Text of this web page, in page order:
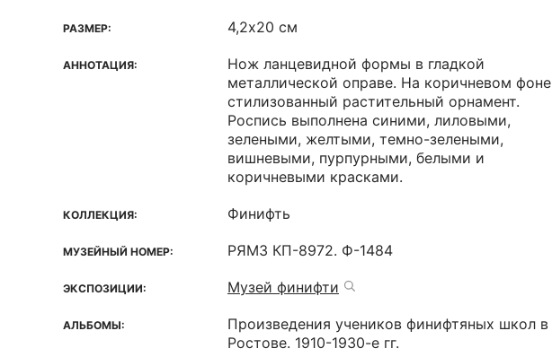
РАЗМЕР: 4,2х20 см
АННОТАЦИЯ:
Нож ланцевидной формы в гладкой
металлической оправе. На коричневом фоне
стилизованный растительный орнамент.
Роспись выполнена синими, лиловыми,
зелеными, желтыми, темно-зелеными,
вишневыми, пурпурными, белыми и
коричневыми красками.
КОЛЛЕКЦИЯ: Финифть
МУЗЕЙНЫЙ НОМЕР: РЯМЗ КП-8972. Ф-1484
ЭКСПОЗИЦИИ: Музей финифти
АЛЬБОМЫ:
Произведения учеников финифтяных школ в
Ростове. 1910-1930-е гг.